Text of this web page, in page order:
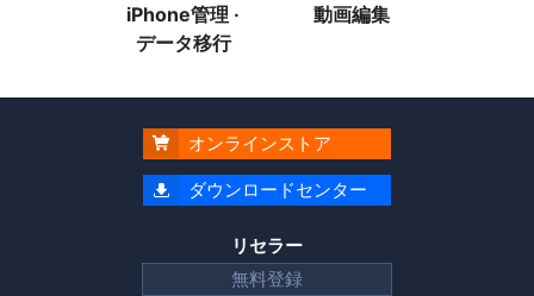
iPhone管理 ·
データ移行
動画編集
 オンラインストア
 ダウンロードセンター
リセラー
無料登録